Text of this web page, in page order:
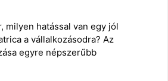
milyen hatással van egy jól
a vállalkozásodra? Az
egyre népszerűbb